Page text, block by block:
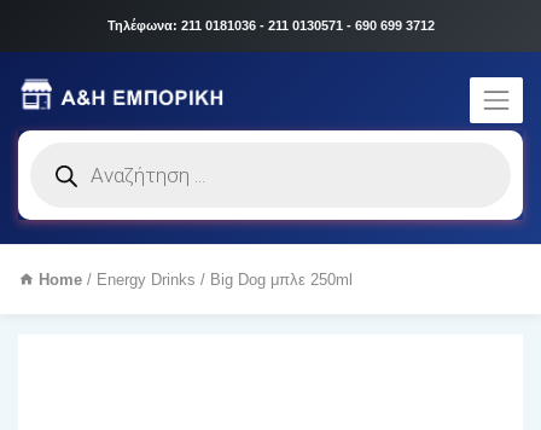
Τηλέφωνα: 211 0181036 - 211 0130571 - 690 699 3712
search
Home / Energy Drinks / Big Dog μπλε 250ml